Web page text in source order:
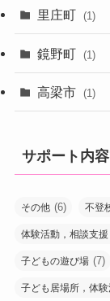
里庄町 (1)
鏡野町 (1)
高梁市 (1)
サポート内
その他 (6) 不登
体験活動，相談支
子どもの遊び場 (7)
子ども居場所，体